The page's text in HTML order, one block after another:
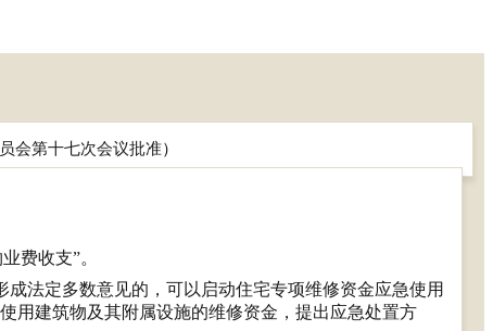
会第十七次会议批准）
费收支”。
法定多数意见的，可以启动住宅专项维修资金应急使用
用建筑物及其附属设施的维修资金，提出应急处置方